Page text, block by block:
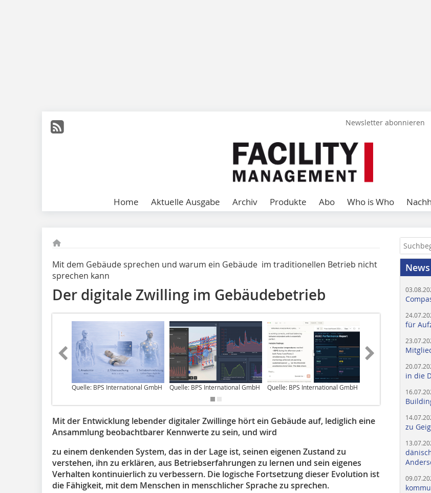
Newsletter abonnieren
Home Aktuelle Ausgabe Archiv Produkte Abo Who is Who
Mit dem Gebäude sprechen und warum ein Gebäude ­ im ­traditionellen Betrieb nicht
sprechen kann
Der digitale Zwilling im Gebäudebetrieb
Quelle: BPS International GmbH Quelle: BPS International GmbH Quelle: BPS International GmbH
Mit der Entwicklung lebender digitaler Zwillinge hört ein Gebäude auf, ­lediglich eine
Ansammlung beobachtbarer Kennwerte zu sein, und wird ­­
zu einem denkenden System, das in der Lage ist, seinen eigenen Zustand zu
verstehen, ihn zu erklären, aus Betriebserfahrungen zu lernen und sein eigenes
Verhalten kontinuierlich zu verbessern. Die logische Fortsetzung dieser Evolution ist
die Fähigkeit, mit dem Menschen in menschlicher Sprache zu sprechen.
News
für
in die
zu